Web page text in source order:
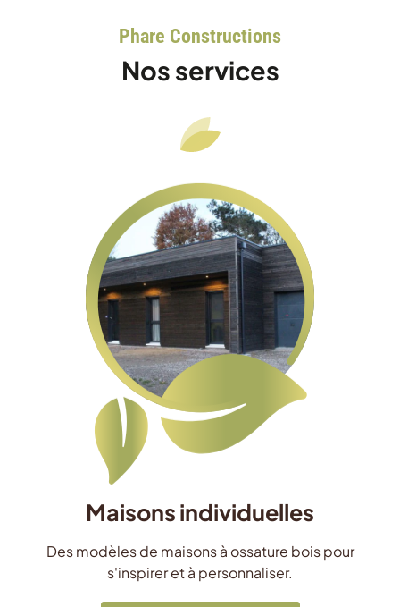
Phare Constructions
Nos services
Maisons individuelles
Des modèles de maisons à ossature bois pour
s'inspirer et à personnaliser.